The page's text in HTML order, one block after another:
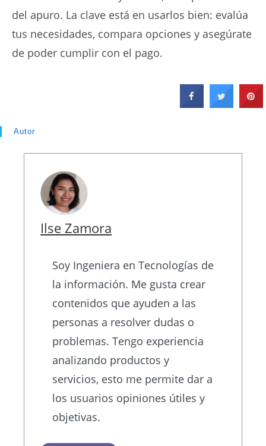
del apuro. La clave está en usarlos bien: evalúa
tus necesidades, compara opciones y asegúrate
de poder cumplir con el pago.
Autor
Ilse Zamora
Soy Ingeniera en Tecnologías de
la información. Me gusta crear
contenidos que ayuden a las
personas a resolver dudas o
problemas. Tengo experiencia
analizando productos y
servicios, esto me permite dar a
los usuarios opiniones útiles y
objetivas.